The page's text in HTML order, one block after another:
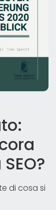
di cosa si